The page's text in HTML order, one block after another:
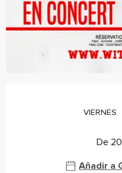
VIERNES
De
Añadir a